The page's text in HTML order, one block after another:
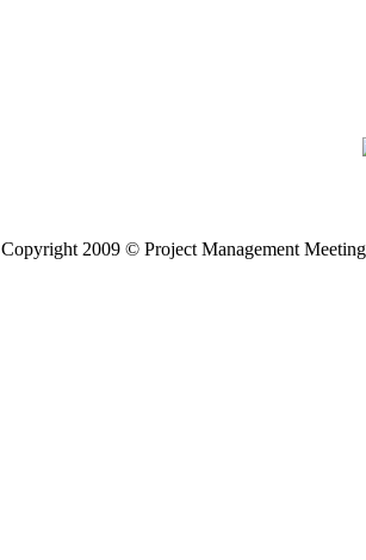
Copyright 2009 © Project Management